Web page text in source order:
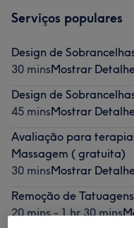
Serviços populares
Design de
30 minsMostrar
Design de
45 minsMostrar
Avaliação para
Massagem ( gratuita)
30 minsMostrar
Remoção de Tatuagens
20 mins - 1 hr 30 mins